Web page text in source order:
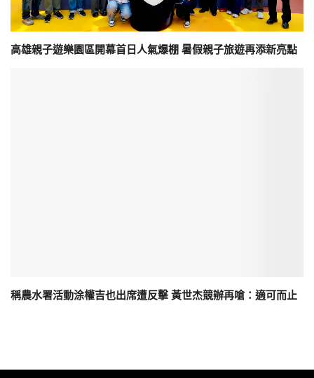
高雄親子遊樂園區開幕首日人氣爆棚 暑假親子旅遊再添新亮點
稱農水署活動涂權吉也出席遭反擊 黃世杰競辦再嗆：適可而止